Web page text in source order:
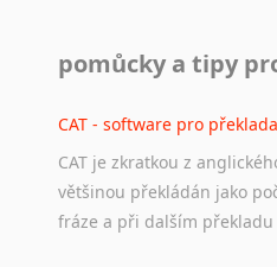
Odkazy poskytující cenné
Studium v Austrálii
Soubor odkazů užitečných
a zázemí, australské
pomůcky a tipy
CAT - software pro
CAT je zkratkou z
většinou překládán jako
fráze a při dalším